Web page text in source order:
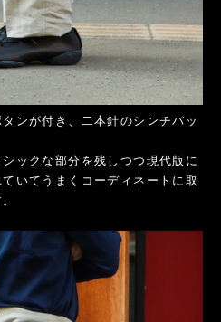
ンが付き、二本針のシンチバッ
ックな部分を残しつつ現代版に
いてうまくコーディネートに取